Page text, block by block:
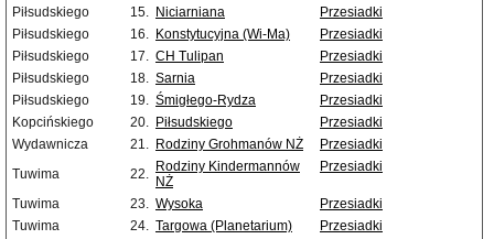
Piłsudskiego
15. Niciarniana
Przesiadki
Piłsudskiego
16. Konstytucyjna (Wi-Ma)
Przesiadki
Piłsudskiego
17. CH Tulipan
Przesiadki
Piłsudskiego
18. Sarnia
Przesiadki
Piłsudskiego
19. Śmigłego-Rydza
Przesiadki
Kopcińskiego
20. Piłsudskiego
Przesiadki
Wydawnicza
21. Rodziny Grohmanów NŻ
Przesiadki
Tuwima
22. Rodziny Kindermannów
NŻ
Przesiadki
Tuwima 23. Wysoka
Przesiadki
Tuwima
24. Targowa (Planetarium)
Przesiadki